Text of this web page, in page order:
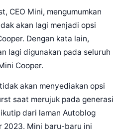
CEO Mini, mengumumkan
akan lagi menjadi opsi
Dengan kata lain,
lagi digunakan pada seluruh
Cooper.
akan menyediakan opsi
saat merujuk pada generasi
dari laman Autoblog
2023. Mini baru-baru ini